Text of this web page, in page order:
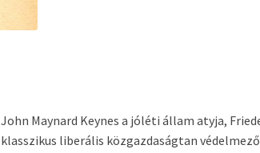
John Maynard Keynes a jóléti állam atyja,
klasszikus liberális közgazdaságtan